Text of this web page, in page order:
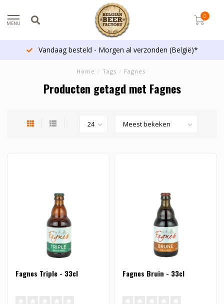
MENU
0
Vandaag besteld - Morgen al verzonden (België)*
Home / Tags / Fagnes
Producten getagd met Fagnes
Fagnes Triple - 33cl Fagnes Bruin - 33cl